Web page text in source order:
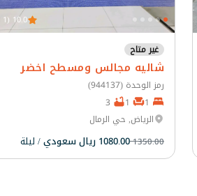
10.0 (1 المراجعة)
غير متاح
شاليه مجالس ومسطح اخضر
رمز الوحدة (944137)
الرياض, حي الرمال
1350.001080.00 ريال سعودي / ليلة